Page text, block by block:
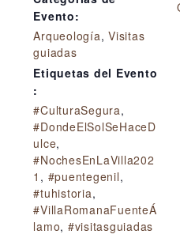
Evento:
Arqueología,Visitas
guiadas
Etiquetas del Evento
:
#CulturaSegura,
#DondeElSolSeHaceD
ulce,
#NochesEnLaVilla202
1 , #puentegenil,
#tuhistoria,
#VillaRomanaFuenteÁ
lamo, #visitasguiadas